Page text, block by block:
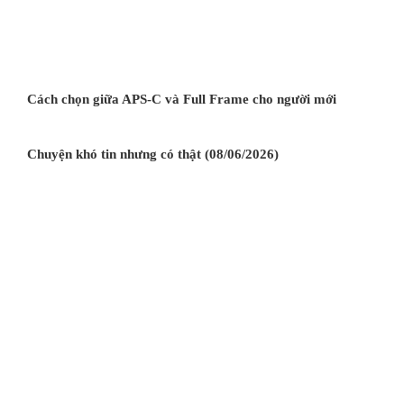
Cách chọn giữa APS-C và Full Frame cho người mới
Chuyện khó tin nhưng có thật (08/06/2026)